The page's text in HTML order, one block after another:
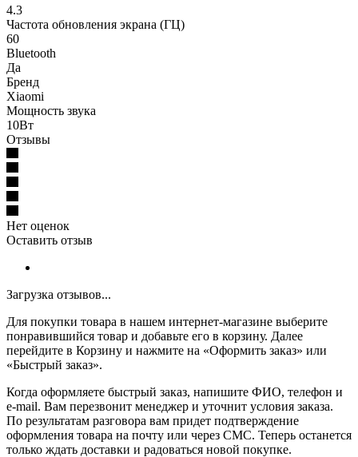
4.3
Частота обновления экрана (ГЦ)
60
Bluetooth
Да
Бренд
Xiaomi
Мощность звука
10Вт
Отзывы
Нет оценок
Оставить отзыв
Загрузка отзывов...
Для покупки товара в нашем интернет-магазине выберите
понравившийся товар и добавьте его в корзину. Далее
перейдите в Корзину и нажмите на «Оформить заказ» или
«Быстрый заказ».
Когда оформляете быстрый заказ, напишите ФИО, телефон и
e-mail. Вам перезвонит менеджер и уточнит условия заказа.
По результатам разговора вам придет подтверждение
оформления товара на почту или через СМС. Теперь останется
только ждать доставки и радоваться новой покупке.